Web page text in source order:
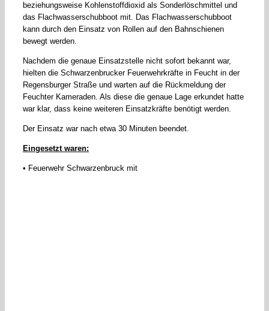
beziehungsweise Kohlenstoffdioxid als Sonderlöschmittel und
das Flachwasserschubboot mit. Das Flachwasserschubboot
kann durch den Einsatz von Rollen auf den Bahnschienen
bewegt werden.
Nachdem die genaue Einsatzstelle nicht sofort bekannt war,
hielten die Schwarzenbrucker Feuerwehrkräfte in Feucht in der
Regensburger Straße und warten auf die Rückmeldung der
Feuchter Kameraden. Als diese die genaue Lage erkundet hatte
war klar, dass keine weiteren Einsatzkräfte benötigt werden.
Der Einsatz war nach etwa 30 Minuten beendet.
Eingesetzt waren:
• Feuerwehr Schwarzenbruck mit